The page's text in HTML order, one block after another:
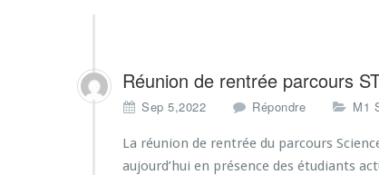
Réunion de rentrée parcours
Sep 5,2022 Répondre M1
La réunion de rentrée du parcours
aujourd’hui en présence des étudiants